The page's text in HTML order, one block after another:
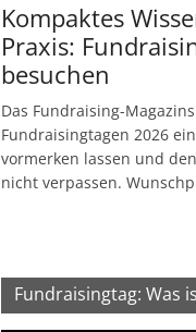
Kompaktes
Praxis:
besuchen
Das Fundraising-
Fundraisingtagen 2026
vormerken lassen und
nicht verpassen.
Fundraisingtag: Was